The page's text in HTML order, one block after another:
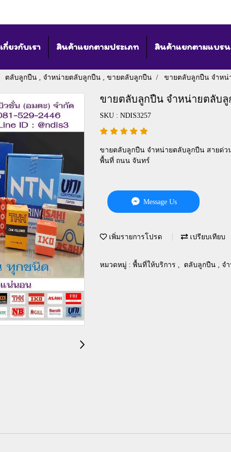
เกี่ยวกับเรา สินค้าแยกตามประเภท สินค้าแยกตามแบร
ตลับลูกปืน , จำหน่ายตลับลูกปืน , ขายตลับลูกปืน ขายตลับลูกปืน จำห
ขายตลับลูกปืน จำหน่ายตลับ
SKU : NDIS3257
ขายตลับลูกปืน จำหน่ายตลับลูกปืน สายด่วน
พื้นที่ ถนน จันทร์
Message Us
เพิ่มรายการโปรด เปรียบเทียบ
หมวดหมู่ : พื้นที่ให้บริการ ตลับลูกปืน , จ